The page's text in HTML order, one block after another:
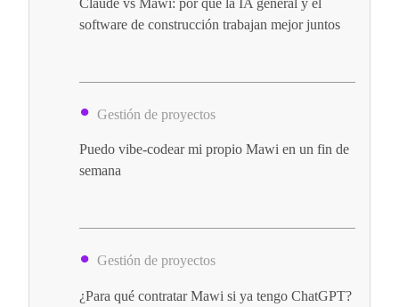
software de construcción trabajan mejor juntos
Gestión de proyectos
Puedo vibe-codear mi propio Mawi en un fin de
semana
Gestión de proyectos
¿Para qué contratar Mawi si ya tengo ChatGPT?